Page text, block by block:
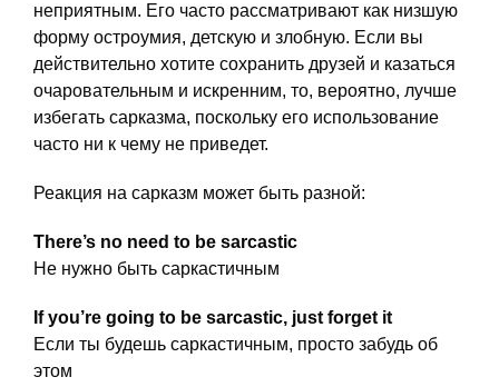
неприятным. Его часто рассматривают как низшую
форму остроумия, детскую и злобную. Если вы
действительно хотите сохранить друзей и казаться
очаровательным и искренним, то, вероятно, лучше
избегать сарказма, поскольку его использование
часто ни к чему не приведет.
Реакция на сарказм может быть разной:
There’s no need to be sarcastic
Не нужно быть саркастичным
If you’re going to be sarcastic, just forget it
Если ты будешь саркастичным, просто забудь об
этом